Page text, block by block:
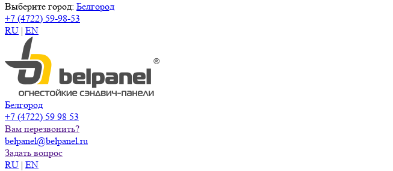
Выберите город: Белгород
+7 (4722) 59-98-53
RU | EN
Белгород
+7 (4722) 59 98 53
Вам перезвонить?
belpanel@belpanel.ru
Задать вопрос
RU | EN